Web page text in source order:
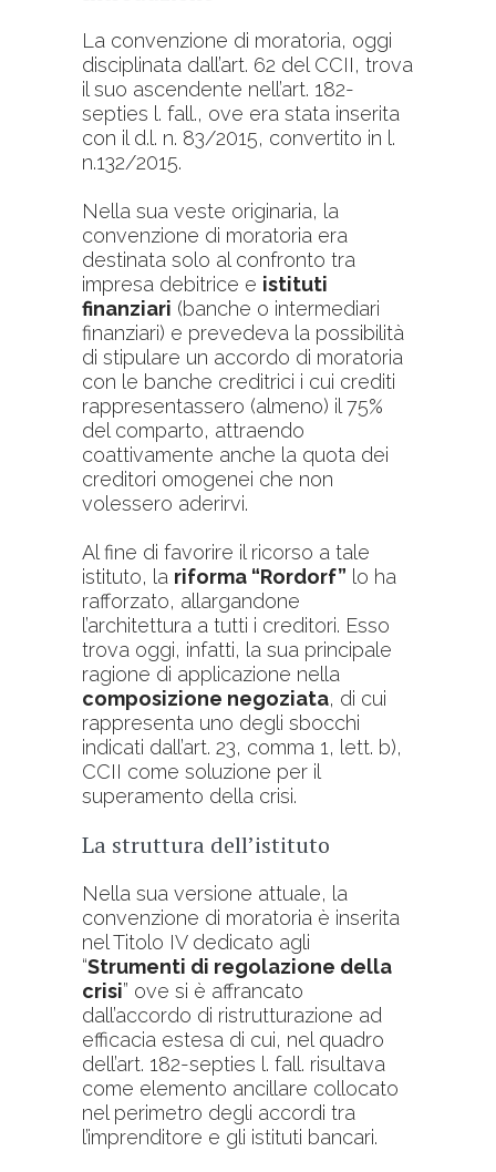
La convenzione di moratoria, oggi
disciplinata dall’art. 62 del CCII, trova
il suo ascendente nell’art. 182-
septies l. fall., ove era stata inserita
con il d.l. n. 83/2015, convertito in l.
n.132/2015.
Nella sua veste originaria, la
convenzione di moratoria era
destinata solo al confronto tra
impresa debitrice e istituti
finanziari (banche o intermediari
finanziari) e prevedeva la possibilità
di stipulare un accordo di moratoria
con le banche creditrici i cui crediti
rappresentassero (almeno) il 75%
del comparto, attraendo
coattivamente anche la quota dei
creditori omogenei che non
volessero aderirvi.
Al fine di favorire il ricorso a tale
istituto, la riforma “Rordorf” lo ha
rafforzato, allargandone
l’architettura a tutti i creditori. Esso
trova oggi, infatti, la sua principale
ragione di applicazione nella
composizione negoziata, di cui
rappresenta uno degli sbocchi
indicati dall’art. 23, comma 1, lett. b),
CCII come soluzione per il
superamento della crisi.
La struttura dell’istituto
Nella sua versione attuale, la
convenzione di moratoria è inserita
nel Titolo IV dedicato agli
“Strumenti di regolazione della
crisi” ove si è affrancato
dall’accordo di ristrutturazione ad
efficacia estesa di cui, nel quadro
dell’art. 182-septies l. fall. risultava
come elemento ancillare collocato
nel perimetro degli accordi tra
l’imprenditore e gli istituti bancari.